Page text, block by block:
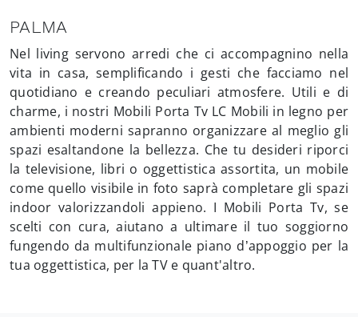
PALMA
Nel living servono arredi che ci accompagnino nella
vita in casa, semplificando i gesti che facciamo nel
quotidiano e creando peculiari atmosfere. Utili e di
charme, i nostri Mobili Porta Tv LC Mobili in legno per
ambienti moderni sapranno organizzare al meglio gli
spazi esaltandone la bellezza. Che tu desideri riporci
la televisione, libri o oggettistica assortita, un mobile
come quello visibile in foto saprà completare gli spazi
indoor valorizzandoli appieno. I Mobili Porta Tv, se
scelti con cura, aiutano a ultimare il tuo soggiorno
fungendo da multifunzionale piano d’appoggio per la
tua oggettistica, per la TV e quant'altro.